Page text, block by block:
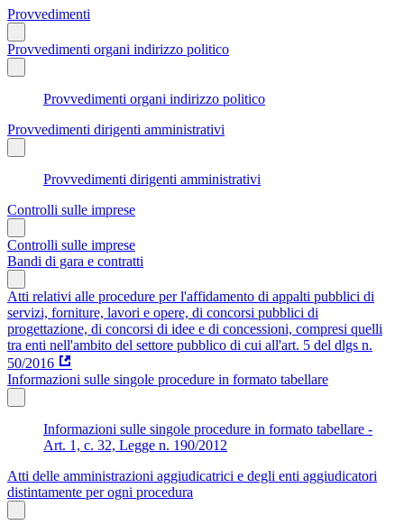
Provvedimenti
Provvedimenti organi indirizzo politico
Provvedimenti organi indirizzo politico
Provvedimenti dirigenti amministrativi
Provvedimenti dirigenti amministrativi
Controlli sulle imprese
Controlli sulle imprese
Bandi di gara e contratti
Atti relativi alle procedure per l'affidamento di appalti pubblici di
servizi, forniture, lavori e opere, di concorsi pubblici di
progettazione, di concorsi di idee e di concessioni, compresi quelli
tra enti nell'ambito del settore pubblico di cui all'art. 5 del dlgs n.
50/2016
Informazioni sulle singole procedure in formato tabellare
Informazioni sulle singole procedure in formato tabellare -
Art. 1, c. 32, Legge n. 190/2012
Atti delle amministrazioni aggiudicatrici e degli enti aggiudicatori
distintamente per ogni procedura